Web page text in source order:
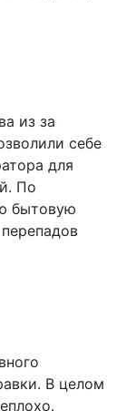
из за
себе
для
По
бытовую
В целом